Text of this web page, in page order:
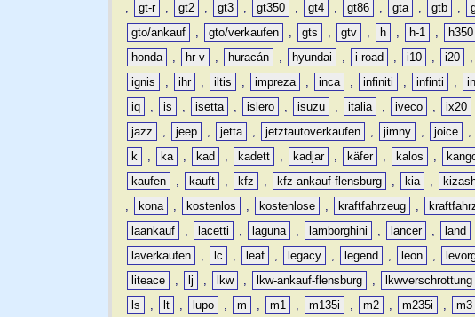
,
gt-r , gt2 , gt3 , gt350 , gt4 , gt86 , gta , gtb ,
gto/ankauf
, gto/verkaufen , gts , gtv , h , h-1 , h350
honda
, hr-v , huracán , hyundai , i-road , i10 , i20 ,
ignis
, ihr , iltis , impreza , inca , infiniti , infinti ,
iq
, is , isetta , islero , isuzu , italia , iveco , ix20
jazz
, jeep , jetta , jetztautoverkaufen , jimny , joice ,
k
, ka , kad , kadett , kadjar , käfer , kalos ,
kaufen
, kauft , kfz , kfz-ankauf-flensburg , kia ,
,
kona , kostenlos , kostenlose , kraftfahrzeug ,
laankauf
, lacetti , laguna , lamborghini , lancer , land
laverkaufen
, lc , leaf , legacy , legend , leon ,
liteace
, lj , lkw , lkw-ankauf-flensburg , lkwverschrottung
ls
, lt , lupo , m , m1 , m135i , m2 , m235i , m3